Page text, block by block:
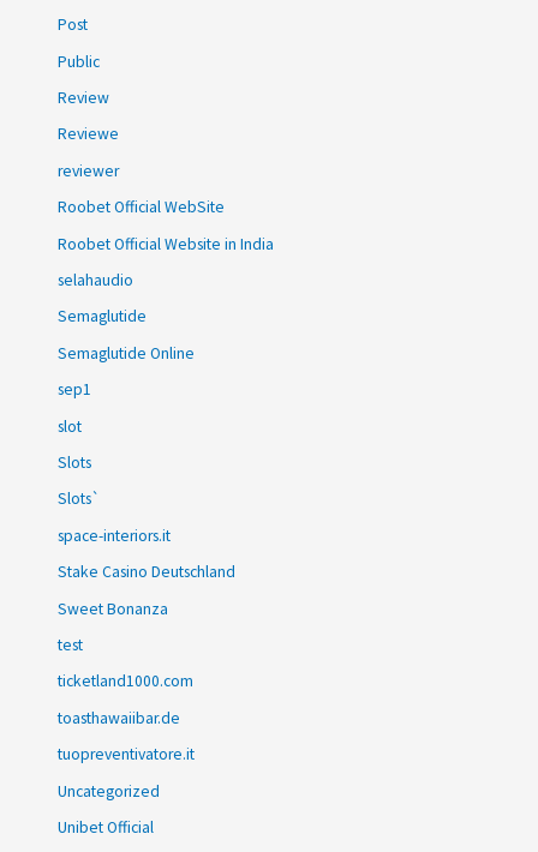
Post
Public
Review
Reviewe
reviewer
Roobet Official WebSite
Roobet Official Website in India
selahaudio
Semaglutide
Semaglutide Online
sep1
slot
Slots
Slots`
space-interiors.it
Stake Casino Deutschland
Sweet Bonanza
test
ticketland1000.com
toasthawaiibar.de
tuopreventivatore.it
Uncategorized
Unibet Official